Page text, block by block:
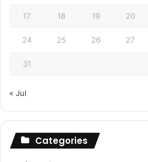
17 18 19 20
24 25 26 27
31
« Jul
Categories